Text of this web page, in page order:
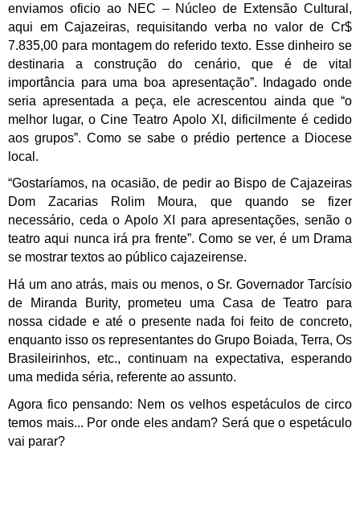
enviamos oficio ao NEC – Núcleo de Extensão Cultural,
aqui em Cajazeiras, requisitando verba no valor de Cr$
7.835,00 para montagem do referido texto. Esse dinheiro se
destinaria a construção do cenário, que é de vital
importância para uma boa apresentação”. Indagado onde
seria apresentada a peça, ele acrescentou ainda que “o
melhor lugar, o Cine Teatro Apolo XI, dificilmente é cedido
aos grupos”. Como se sabe o prédio pertence a Diocese
local.
“Gostaríamos, na ocasião, de pedir ao Bispo de Cajazeiras
Dom Zacarias Rolim Moura, que quando se fizer
necessário, ceda o Apolo XI para apresentações, senão o
teatro aqui nunca irá pra frente”. Como se ver, é um Drama
se mostrar textos ao público cajazeirense.
Há um ano atrás, mais ou menos, o Sr. Governador Tarcísio
de Miranda Burity, prometeu uma Casa de Teatro para
nossa cidade e até o presente nada foi feito de concreto,
enquanto isso os representantes do Grupo Boiada, Terra, Os
Brasileirinhos, etc., continuam na expectativa, esperando
uma medida séria, referente ao assunto.
Agora fico pensando: Nem os velhos espetáculos de circo
temos mais... Por onde eles andam? Será que o espetáculo
vai parar?